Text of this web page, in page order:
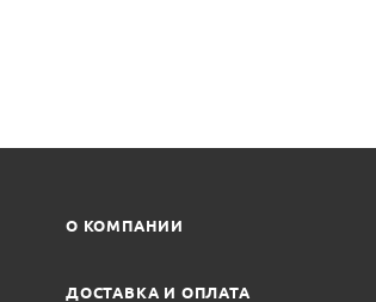
О КОМПАНИИ
ДОСТАВКА И ОПЛАТА